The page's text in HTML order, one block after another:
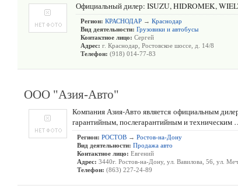
Официальный дилер: ISUZU, HIDROMEK,
Регион: КРАСНОДАР → Краснодар
Вид деятельности: Грузовики и автобусы
Контактное лицо: Сергей
Адрес: г. Краснодар, Ростовское шоссе, д. 14/8
Телефон: (918) 014-77-83
ООО "Азия-Авто"
Компания Азия-Авто является официальным
гарантийным, послегарантийным и техническим
Регион: РОСТОВ → Ростов-на-Дону
Вид деятельности: Продажа авто
Контактное лицо: Евгений
Адрес: 3440г. Ростов-на-Дону, ул. Вавилова, 56, ул.
Телефон: (863) 227-24-89